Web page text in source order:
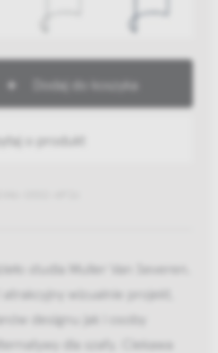
Dodaj do koszyka
o produkt
studia Muller Van Severen.
wizualnie projekt,
designu jak i osoby
dla szafy. Ciekawa